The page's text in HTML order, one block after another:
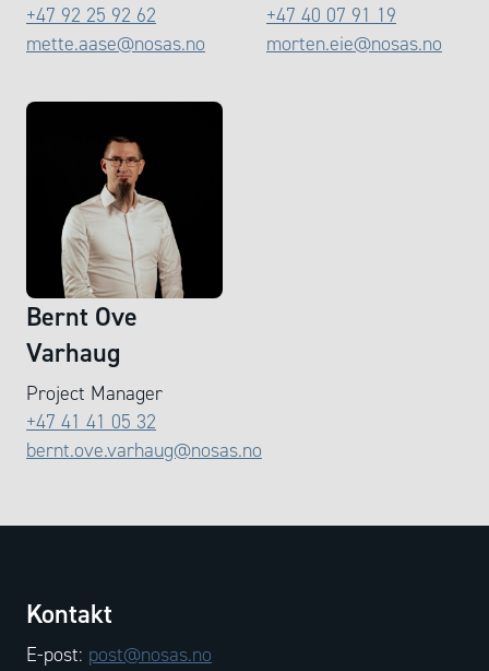
+47 92 25 92 62
mette.aase@nosas.no
+47 40 07 91 19
morten.eie@nosas.no
Bernt Ove
Varhaug
Project Manager
+47 41 41 05 32
bernt.ove.varhaug@nosas.no
Kontakt
E-post: post@nosas.no